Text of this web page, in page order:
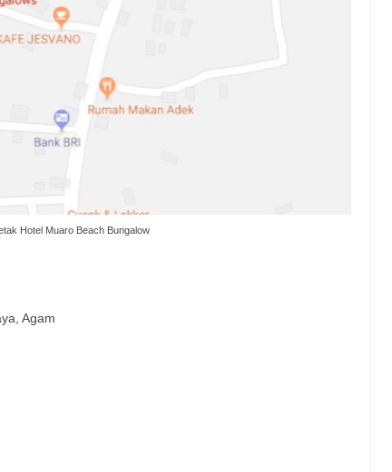
Hotel Muaro Beach Bungalow
Agam